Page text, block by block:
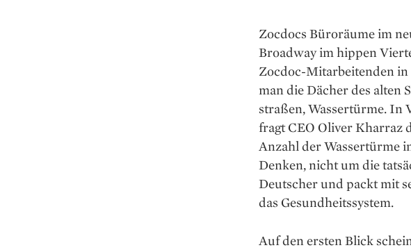
Zocdocs Büroräume im
Broadway im hippen
Zocdoc-Mitarbeitenden in
man die Dächer des alten
straßen, Wassertürme. In
fragt CEO Oliver Kharraz
Anzahl der Wassertürme
Denken, nicht um die
Deutscher und packt mit
das Gesundheitssystem.
Auf den ersten Blick